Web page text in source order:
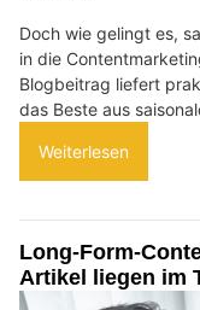
Doch wie gelingt es,
in die
Blogbeitrag liefert
das Beste aus
Weiterlesen
Long-Form-
Artikel liegen im